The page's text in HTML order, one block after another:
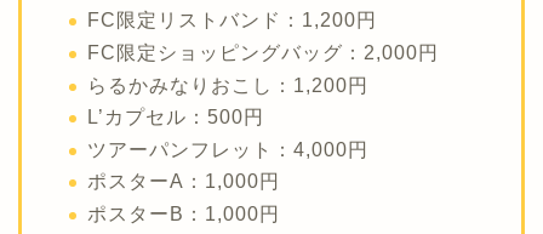
FC限定リストバンド：1,200円
FC限定ショッピングバッグ：2,000円
らるかみなりおこし：1,200円
L’カプセル：500円
ツアーパンフレット：4,000円
ポスターA：1,000円
ポスターB：1,000円